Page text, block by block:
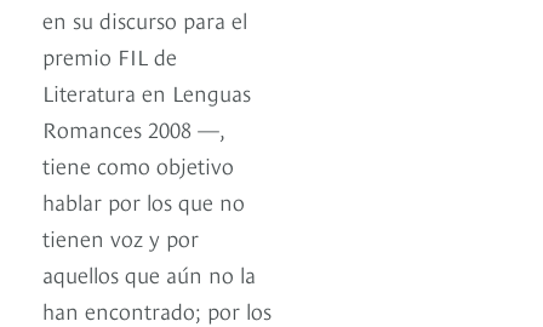
en su discurso para el
premio FIL de
Literatura en Lenguas
Romances 2008 —,
tiene como objetivo
hablar por los que no
tienen voz y por
aquellos que aún no la
han encontrado; por los